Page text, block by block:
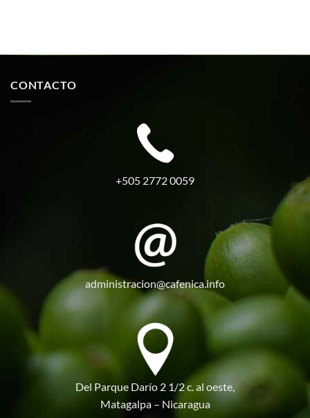
CONTACTO
+505 2772 0059
administracion@cafenica.info
Del Parque Darío 2 1/2 c. al oeste,
Matagalpa – Nicaragua